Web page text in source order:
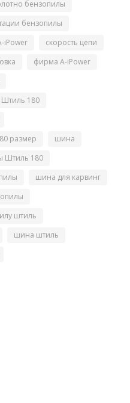
бензопилы
бензопилы
iPower
скорость цепи
фирма A-iPower
180
размер
шина
Штиль 180
шина для карвинг
штиль
шина штиль